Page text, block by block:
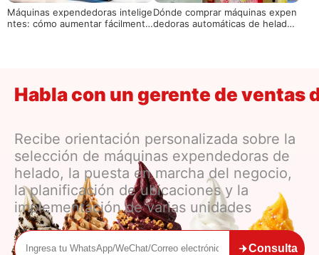
Máquinas expendedoras intelige
ntes: cómo aumentar fácilmente
Dónde comprar máquinas expen
dedoras automáticas de helados
Habla con un gerente de ventas
Recibe orientación personalizada sobre la
selección de máquinas expendedoras de
helado, la puesta en marcha del negocio,
la planificación de ubicaciones y la
implementación de varias unidades
Consulta